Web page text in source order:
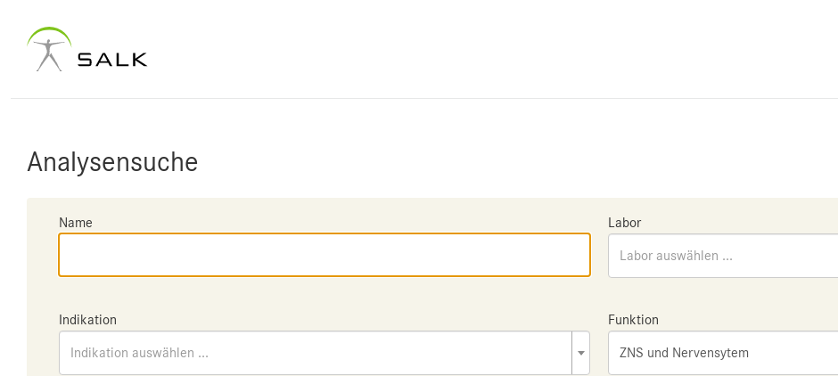
Analysensuche
Name Labor
Labor auswählen ...
Indikation
Indikation auswählen ...
Funktion
ZNS und Nervensytem